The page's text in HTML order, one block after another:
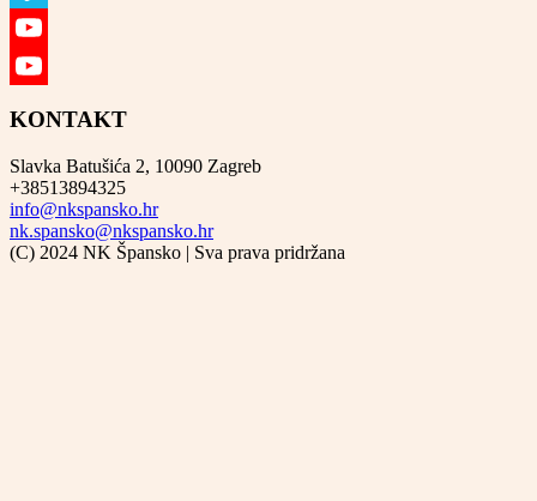
Vimeo
YouTube
KONTAKT
Slavka Batušića 2, 10090 Zagreb
+38513894325
info@nkspansko.hr
nk.spansko@nkspansko.hr
(C) 2024 NK Špansko | Sva prava pridržana